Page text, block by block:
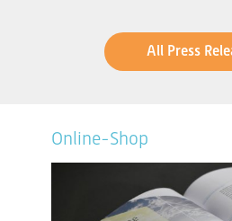
All Press
Online-Shop